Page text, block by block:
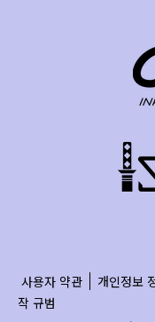
사용자 약관 개인정보
작 규범